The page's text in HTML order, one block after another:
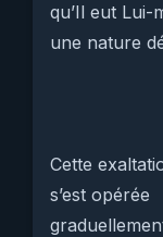
qu’Il eut Lui-
une nature
Cette
s’est opérée